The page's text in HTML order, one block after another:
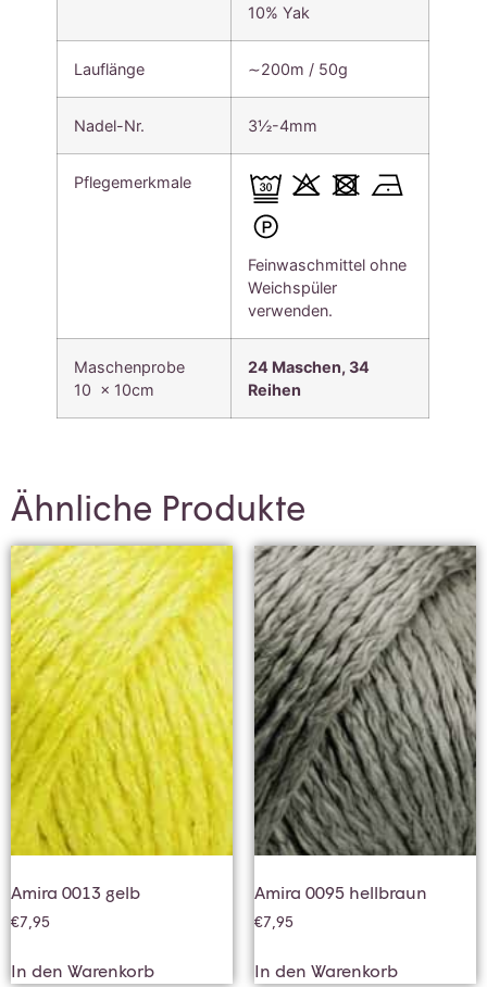
10% Yak
Lauflänge ∼200m / 50g
Nadel-Nr. 3½-4mm
Pflegemerkmale
Feinwaschmittel ohne
Weichspüler
verwenden.
Maschenprobe
10 x 10cm
24 Maschen, 34
Reihen
Ähnliche Produkte
Amira 0013 gelb
€7,95
In den Warenkorb
Amira 0095 hellbraun
€7,95
In den Warenkorb